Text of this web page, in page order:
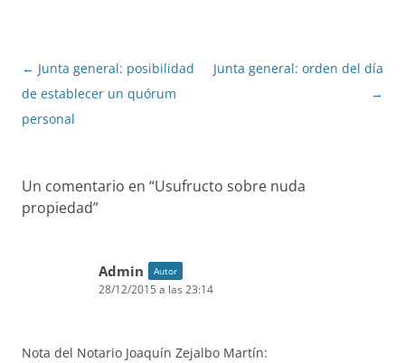
Navegación
de
entradas
← Junta general: posibilidad
de establecer un quórum
personal
Junta general: orden del día
→
Un comentario en “Usufructo sobre nuda
propiedad”
Admin Autor
28/12/2015 a las 23:14
Nota del Notario Joaquín Zejalbo Martín: